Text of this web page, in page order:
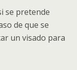
se pretende
de que se
un visado para